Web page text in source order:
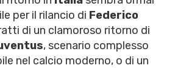
per il rilancio di Federico
di un clamoroso ritorno di
, scenario complesso
nel calcio moderno, o di un